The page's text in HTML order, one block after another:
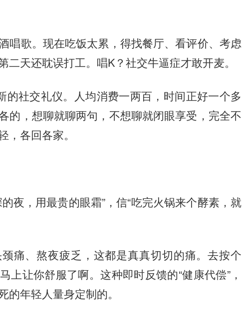
唱歌。现在吃饭太累，得找餐厅、看评价、考虑
二天还耽误打工。唱K？社交牛逼症才敢开麦。
的社交礼仪。人均消费一两百，时间正好一个多
的，想聊就聊两句，不想聊就闭眼享受，完全不
，各回各家。
夜，用最贵的眼霜”，信“吃完火锅来个酵素，就
痛、熬夜疲乏，这都是真真切切的痛。去按个
上让你舒服了啊。这种即时反馈的“健康代偿”，
年轻人量身定制的。